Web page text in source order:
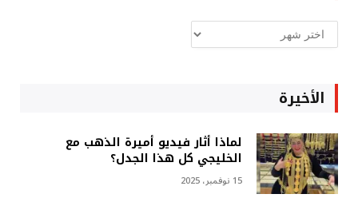
ارشيف
غربة
الأخيرة
لماذا أثار فيديو أميرة الذهب مع
الخليجي كل هذا الجدل؟
15 نوفمبر، 2025